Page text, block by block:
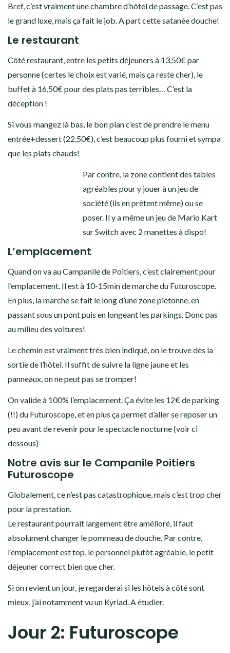
Bref, c’est vraiment une chambre d’hôtel de passage. C’est pas
le grand luxe, mais ça fait le job. A part cette satanée douche!
Le restaurant
Côté restaurant, entre les petits déjeuners à 13,50€ par
personne (certes le choix est varié, mais ça reste cher), le
buffet à 16,50€ pour des plats pas terribles… C’est la
déception !
Si vous mangez là bas, le bon plan c’est de prendre le menu
entrée+dessert (22,50€), c’est beaucoup plus fourni et sympa
que les plats chauds!
Par contre, la zone contient des tables
agréables pour y jouer à un jeu de
société (ils en prêtent même) ou se
poser. Il y a même un jeu de Mario Kart
sur Switch avec 2 manettes à dispo!
L’emplacement
Quand on va au Campanile de Poitiers, c’est clairement pour
l’emplacement. Il est à 10-15min de marche du Futuroscope.
En plus, la marche se fait le long d’une zone piétonne, en
passant sous un pont puis en longeant les parkings. Donc pas
au milieu des voitures!
Le chemin est vraiment très bien indiqué, on le trouve dès la
sortie de l’hôtel. Il suffit de suivre la ligne jaune et les
panneaux, on ne peut pas se tromper!
On valide à 100% l’emplacement. Ça évite les 12€ de parking
(!!) du Futuroscope, et en plus ça permet d’aller se reposer un
peu avant de revenir pour le spectacle nocturne (voir ci
dessous)
Notre avis sur le Campanile Poitiers
Futuroscope
Globalement, ce n’est pas catastrophique, mais c’est trop cher
pour la prestation.
Le restaurant pourrait largement être amélioré, il faut
absolument changer le pommeau de douche. Par contre,
l’emplacement est top, le personnel plutôt agréable, le petit
déjeuner correct bien que cher.
Si on revient un jour, je regarderai si les hôtels à côté sont
mieux, j’ai notamment vu un Kyriad. A étudier.
Jour 2: Futuroscope